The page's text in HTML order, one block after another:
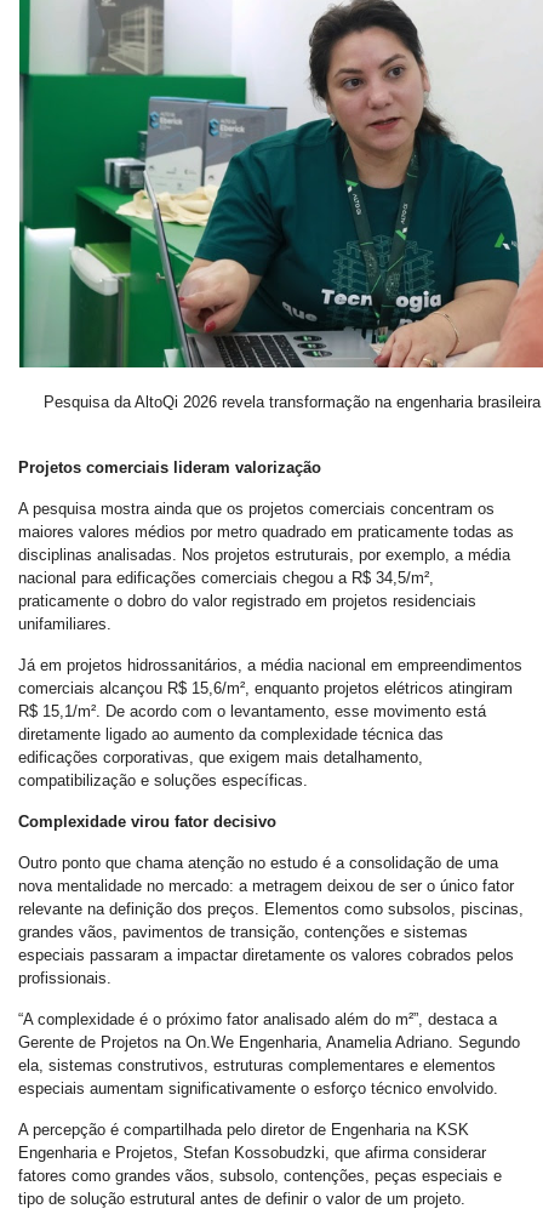
Pesquisa da AltoQi 2026 revela transformação na engenharia
Projetos comerciais lideram valorização
A pesquisa mostra ainda que os projetos comerciais concentram os
maiores valores médios por metro quadrado em praticamente todas as
disciplinas analisadas. Nos projetos estruturais, por exemplo, a média
nacional para edificações comerciais chegou a R$ 34,5/m²,
praticamente o dobro do valor registrado em projetos residenciais
unifamiliares.
Já em projetos hidrossanitários, a média nacional em empreendimentos
comerciais alcançou R$ 15,6/m², enquanto projetos elétricos atingiram
R$ 15,1/m². De acordo com o levantamento, esse movimento está
diretamente ligado ao aumento da complexidade técnica das
edificações corporativas, que exigem mais detalhamento,
compatibilização e soluções específicas.
Complexidade virou fator decisivo
Outro ponto que chama atenção no estudo é a consolidação de uma
nova mentalidade no mercado: a metragem deixou de ser o único fator
relevante na definição dos preços. Elementos como subsolos, piscinas,
grandes vãos, pavimentos de transição, contenções e sistemas
especiais passaram a impactar diretamente os valores cobrados pelos
profissionais.
“A complexidade é o próximo fator analisado além do m²”, destaca a
Gerente de Projetos na On.We Engenharia, Anamelia Adriano. Segundo
ela, sistemas construtivos, estruturas complementares e elementos
especiais aumentam significativamente o esforço técnico envolvido.
A percepção é compartilhada pelo diretor de Engenharia na KSK
Engenharia e Projetos, Stefan Kossobudzki, que afirma considerar
fatores como grandes vãos, subsolo, contenções, peças especiais e
tipo de solução estrutural antes de definir o valor de um projeto.